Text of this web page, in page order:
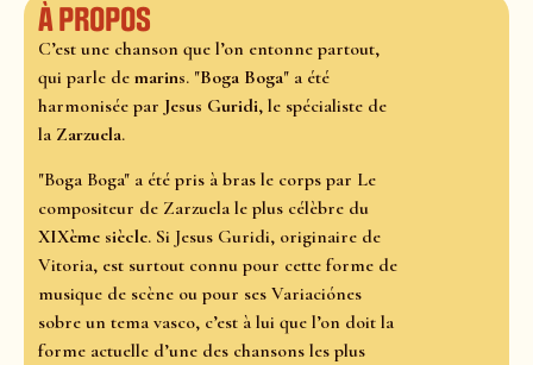
À propos
C’est une chanson que l’on entonne partout,
qui parle de marins. "Boga Boga" a été
harmonisée par Jesus Guridi, le spécialiste de
la Zarzuela.
"Boga Boga" a été pris à bras le corps par Le
compositeur de Zarzuela le plus célèbre du
XIXème siècle. Si Jesus Guridi, originaire de
Vitoria, est surtout connu pour cette forme de
musique de scène ou pour ses Variaciónes
sobre un tema vasco, c’est à lui que l’on doit la
forme actuelle d’une des chansons les plus